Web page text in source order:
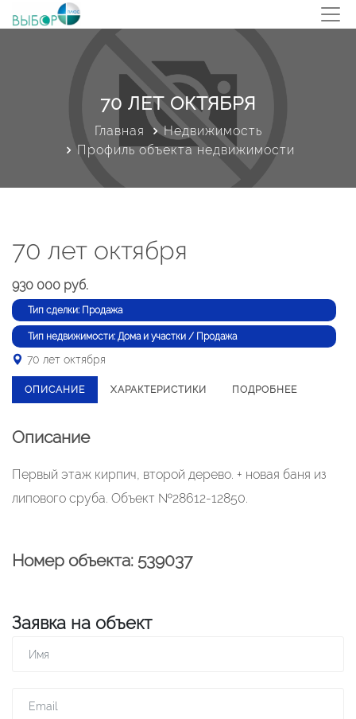
70 ЛЕТ ОКТЯБРЯ
Главная
Недвижимость
Профиль объекта недвижимости
70 лет октября
930 000 руб.
Тип сделки: Продажа
Тип недвижимости: Дома и участки / Продажа
70 лет октября
ОПИСАНИЕ ХАРАКТЕРИСТИКИ ПОДРОБНЕЕ
Описание
Первый этаж кирпич, второй дерево. + новая баня из
липового сруба. Объект №28612-12850.
Номер объекта: 539037
Заявка на объект